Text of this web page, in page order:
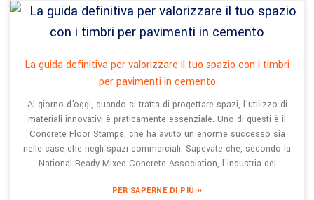
calcestruzzo di alta qualità, quindi comprendere i dettagli della
polvere di ossido di cemento è fondamentale. Non si tratta solo di
rendere le cose belle, ma anche di assicurarsi che resistano alla
sette utili consigli su come scegliere la polvere di ossido di
cemento giusta per dare un tocco di classe ai tuoi progetti,
abbia un aspetto migliore.
La guida definitiva per valorizzare il tuo spazio con i timbri
per pavimenti in cemento
Al giorno d'oggi, quando si tratta di progettare spazi, l'utilizzo di
materiali innovativi è praticamente essenziale. Uno di questi è il
Concrete Floor Stamps, che ha avuto un enorme successo sia
nelle case che negli spazi commerciali. Sapevate che, secondo la
National Ready Mixed Concrete Association, l'industria del
Questa crescita dimostra chiaramente quanto siano diventati
PER SAPERNE DI PIÙ »